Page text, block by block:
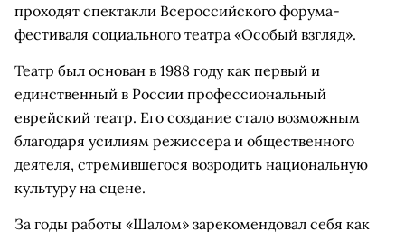
проходят спектакли Всероссийского форума-
фестиваля социального театра «Особый взгляд».
Театр был основан в 1988 году как первый и
единственный в России профессиональный
еврейский театр. Его создание стало возможным
благодаря усилиям режиссера и общественного
деятеля, стремившегося возродить национальную
культуру на сцене.
За годы работы «Шалом» зарекомендовал себя как